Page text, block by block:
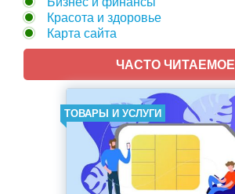
Красота и здоровье
Карта сайта
ЧАСТО ЧИТАЕМОЕ
ТОВАРЫ И УСЛУГИ